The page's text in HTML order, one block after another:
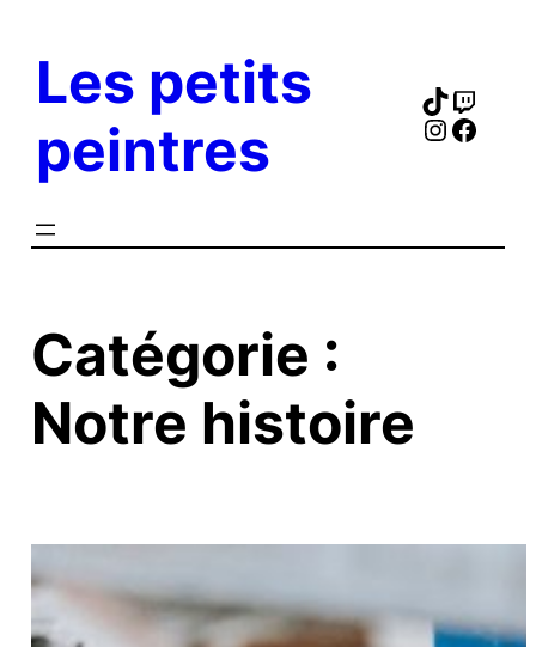
contenu
Les petits
peintres
TikTok
Catégorie :
Notre histoire